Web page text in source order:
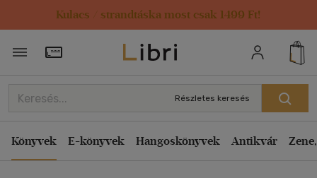
Kulacs / strandtáska most csak 1499 Ft!
Törzsvásárlói Kártya adatai
Részletes keresés
Könyvek E-könyvek Hangoskönyvek Antikvár